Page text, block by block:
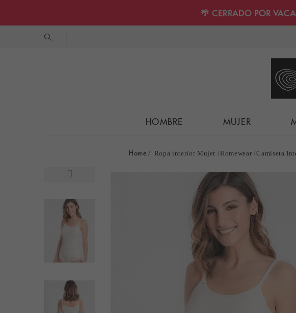
🌴 CERRADO POR
HOMBRE MUJER
Home Ropa interior Mujer Homewear Camiseta